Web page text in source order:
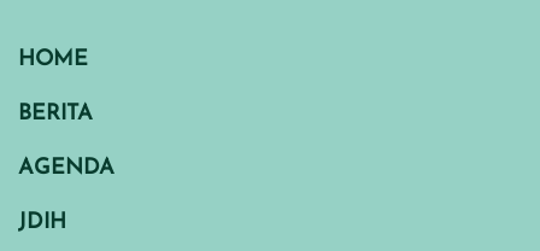
HOME
BERITA
AGENDA
JDIH